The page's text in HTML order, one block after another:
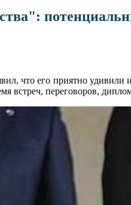
что его приятно удивили
встреч, переговоров,